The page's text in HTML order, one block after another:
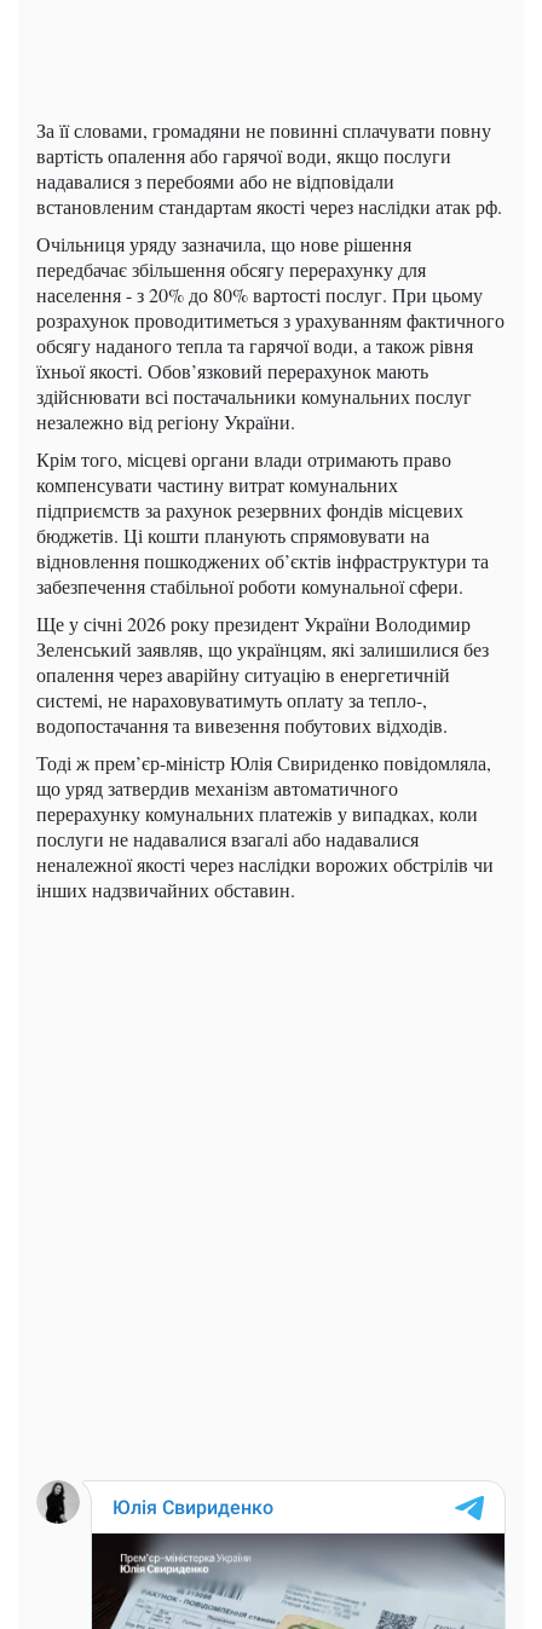
За її словами, громадяни не повинні сплачувати повну
вартість опалення або гарячої води, якщо послуги
надавалися з перебоями або не відповідали
встановленим стандартам якості через наслідки атак рф.
Очільниця уряду зазначила, що нове рішення
передбачає збільшення обсягу перерахунку для
населення - з 20% до 80% вартості послуг. При цьому
розрахунок проводитиметься з урахуванням фактичного
обсягу наданого тепла та гарячої води, а також рівня
їхньої якості. Обов’язковий перерахунок мають
здійснювати всі постачальники комунальних послуг
незалежно від регіону України.
Крім того, місцеві органи влади отримають право
компенсувати частину витрат комунальних
підприємств за рахунок резервних фондів місцевих
бюджетів. Ці кошти планують спрямовувати на
відновлення пошкоджених об’єктів інфраструктури та
забезпечення стабільної роботи комунальної сфери.
Ще у січні 2026 року президент України Володимир
Зеленський заявляв, що українцям, які залишилися без
опалення через аварійну ситуацію в енергетичній
системі, не нараховуватимуть оплату за тепло-,
водопостачання та вивезення побутових відходів.
Тоді ж прем’єр-міністр Юлія Свириденко повідомляла,
що уряд затвердив механізм автоматичного
перерахунку комунальних платежів у випадках, коли
послуги не надавалися взагалі або надавалися
неналежної якості через наслідки ворожих обстрілів чи
інших надзвичайних обставин.